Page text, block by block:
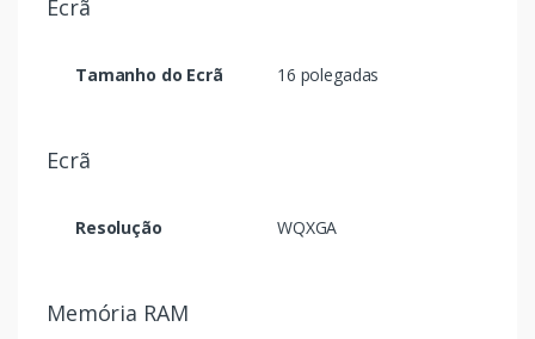
Ecrã
Tamanho do Ecrã 16 polegadas
Ecrã
Resolução WQXGA
Memória RAM